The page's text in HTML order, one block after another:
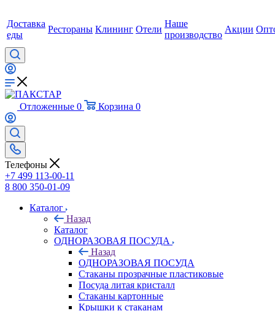
Доставка
еды
Рестораны Клининг Отели
Наше
производство
Акции
Отложенные 0 Корзина 0
Телефоны
+7 499 113-00-11
8 800 350-01-09
Каталог
Назад
Каталог
ОДНОРАЗОВАЯ ПОСУДА
Назад
ОДНОРАЗОВАЯ ПОСУДА
Стаканы прозрачные пластиковые
Посуда литая кристалл
Стаканы картонные
Крышки к стаканам